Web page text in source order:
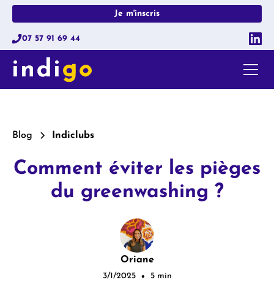
Je m'inscris
07 57 91 69 44
Blog Indiclubs
Comment éviter les pièges
du greenwashing ?
Oriane
3/1/2025 • 5 min